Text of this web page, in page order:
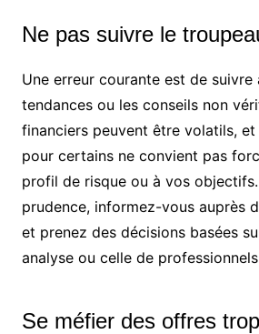
Ne pas suivre le
Une erreur courante est de suivre
tendances ou les conseils non
financiers peuvent être volatils,
pour certains ne convient pas
profil de risque ou à vos
prudence, informez-vous auprès
et prenez des décisions basées
analyse ou celle de
Se méfier des offres